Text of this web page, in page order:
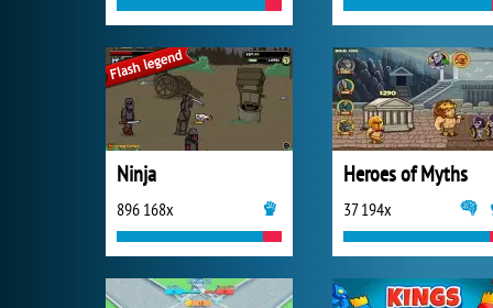
Ninja
896 168x
Heroes of Myths
37 194x